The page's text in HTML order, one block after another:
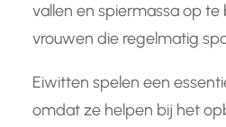
vallen en spiermassa op
vrouwen die regelmatig
Eiwitten spelen een
omdat ze helpen bij het